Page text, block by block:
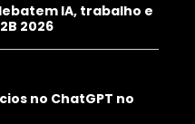
IA, trabalho e
2026
no ChatGPT no